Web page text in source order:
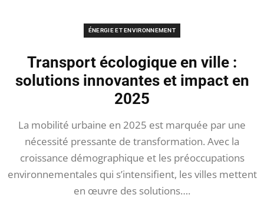
ÉNERGIE ET ENVIRONNEMENT
Transport écologique en ville :
solutions innovantes et impact en
2025
La mobilité urbaine en 2025 est marquée par une
nécessité pressante de transformation. Avec la
croissance démographique et les préoccupations
environnementales qui s’intensifient, les villes mettent
en œuvre des solutions….